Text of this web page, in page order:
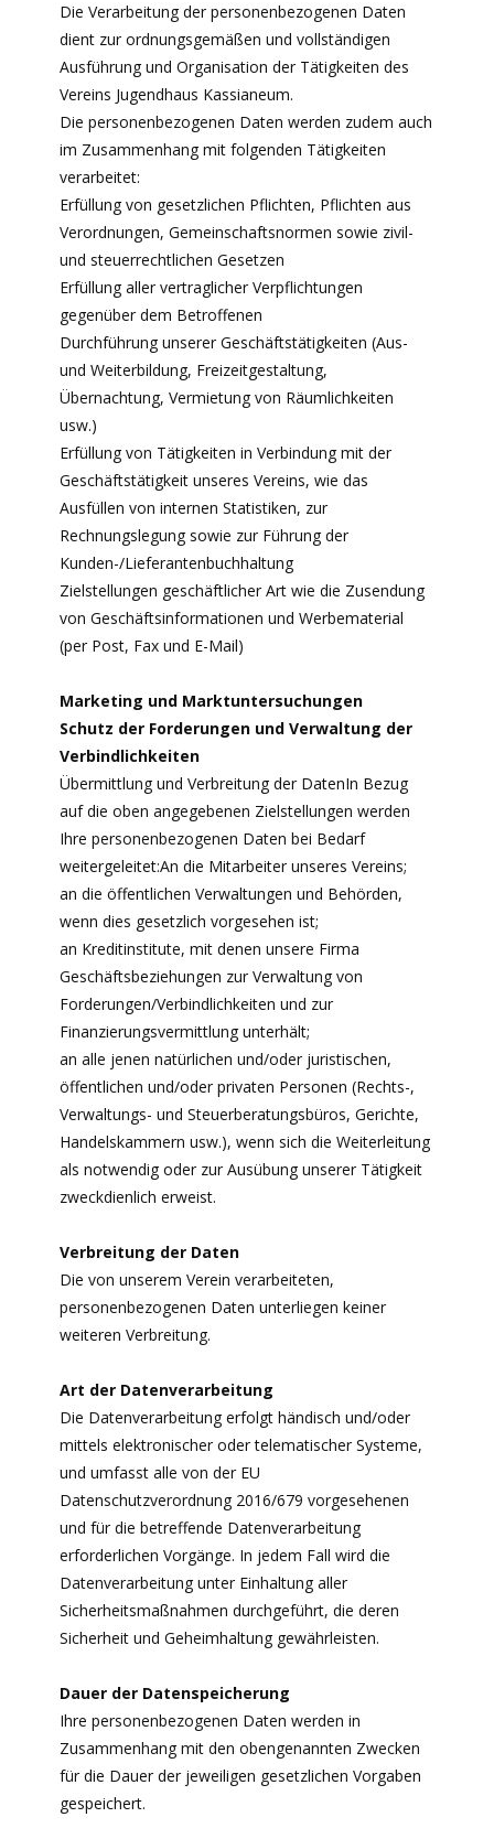
Die Verarbeitung der personenbezogenen Daten
dient zur ordnungsgemäßen und vollständigen
Ausführung und Organisation der Tätigkeiten des
Vereins Jugendhaus Kassianeum.
Die personenbezogenen Daten werden zudem auch
im Zusammenhang mit folgenden Tätigkeiten
verarbeitet:
Erfüllung von gesetzlichen Pflichten, Pflichten aus
Verordnungen, Gemeinschaftsnormen sowie zivil-
und steuerrechtlichen Gesetzen
Erfüllung aller vertraglicher Verpflichtungen
gegenüber dem Betroffenen
Durchführung unserer Geschäftstätigkeiten (Aus-
und Weiterbildung, Freizeitgestaltung,
Übernachtung, Vermietung von Räumlichkeiten
usw.)
Erfüllung von Tätigkeiten in Verbindung mit der
Geschäftstätigkeit unseres Vereins, wie das
Ausfüllen von internen Statistiken, zur
Rechnungslegung sowie zur Führung der
Kunden-/Lieferantenbuchhaltung
Zielstellungen geschäftlicher Art wie die Zusendung
von Geschäftsinformationen und Werbematerial
(per Post, Fax und E-Mail)
Marketing und Marktuntersuchungen
Schutz der Forderungen und Verwaltung der
Verbindlichkeiten
Übermittlung und Verbreitung der DatenIn Bezug
auf die oben angegebenen Zielstellungen werden
Ihre personenbezogenen Daten bei Bedarf
weitergeleitet:An die Mitarbeiter unseres Vereins;
an die öffentlichen Verwaltungen und Behörden,
wenn dies gesetzlich vorgesehen ist;
an Kreditinstitute, mit denen unsere Firma
Geschäftsbeziehungen zur Verwaltung von
Forderungen/Verbindlichkeiten und zur
Finanzierungsvermittlung unterhält;
an alle jenen natürlichen und/oder juristischen,
öffentlichen und/oder privaten Personen (Rechts-,
Verwaltungs- und Steuerberatungsbüros, Gerichte,
Handelskammern usw.), wenn sich die Weiterleitung
als notwendig oder zur Ausübung unserer Tätigkeit
zweckdienlich erweist.
Verbreitung der Daten
Die von unserem Verein verarbeiteten,
personenbezogenen Daten unterliegen keiner
weiteren Verbreitung.
Art der Datenverarbeitung
Die Datenverarbeitung erfolgt händisch und/oder
mittels elektronischer oder telematischer Systeme,
und umfasst alle von der EU
Datenschutzverordnung 2016/679 vorgesehenen
und für die betreffende Datenverarbeitung
erforderlichen Vorgänge. In jedem Fall wird die
Datenverarbeitung unter Einhaltung aller
Sicherheitsmaßnahmen durchgeführt, die deren
Sicherheit und Geheimhaltung gewährleisten.
Dauer der Datenspeicherung
Ihre personenbezogenen Daten werden in
Zusammenhang mit den obengenannten Zwecken
für die Dauer der jeweiligen gesetzlichen Vorgaben
gespeichert.